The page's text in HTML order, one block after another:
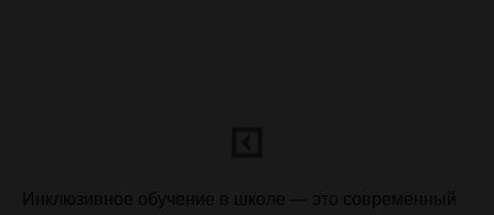
Инклюзивное обучение в школе — это современный